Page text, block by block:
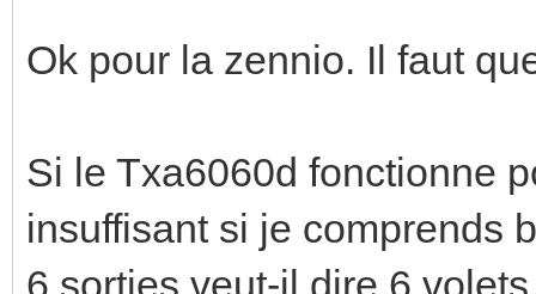
Ok pour la zennio. Il faut
Si le Txa6060d fonctionne
insuffisant si je comprends
6 sorties veut-il dire 6